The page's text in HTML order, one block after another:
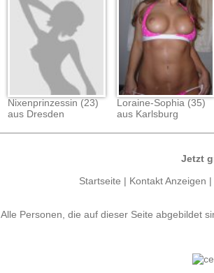
Nixenprinzessin (23)
aus Dresden
Loraine-Sophia (35)
aus Karlsburg
Jetzt
Startseite | Kontakt Anzeigen |
Alle Personen, die auf dieser Seite abgebildet